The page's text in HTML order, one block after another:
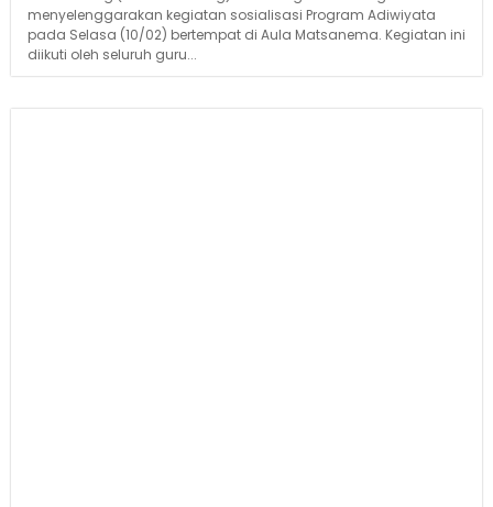
menyelenggarakan kegiatan sosialisasi Program Adiwiyata
pada Selasa (10/02) bertempat di Aula Matsanema. Kegiatan ini
diikuti oleh seluruh guru...